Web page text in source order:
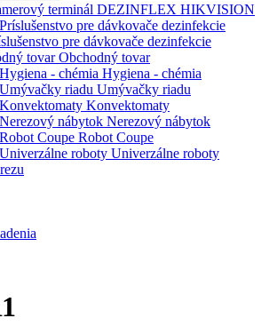
terminál DEZINFLEX HIKVISION
pre dávkovače dezinfekcie
Obchodný tovar
Hygiena - chémia
Umývačky riadu
Konvektomaty
Nerezový nábytok
Robot Coupe
Univerzálne roboty